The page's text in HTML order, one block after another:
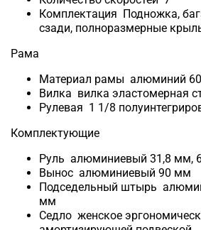
Комплектация Подножка,
сзади, полноразмерные
Рама
Материал рамы алюминий
Вилка вилка эластомерная
Рулевая 1 1/8
Комплектующие
Руль алюминиевый 31,8 мм,
Вынос алюминиевый 90 мм
Подседельный штырь
мм
Седло женское